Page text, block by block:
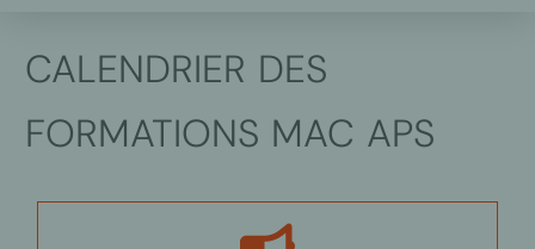
CALENDRIER DES
FORMATIONS MAC APS